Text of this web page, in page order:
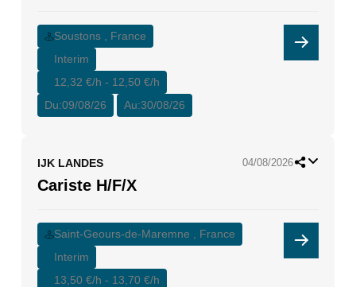
Soustons , France
Interim
12,32 €/h - 12,50 €/h
Du:09/08/26 Au:30/08/26
IJK LANDES 04/08/2026
Cariste H/F/X
Saint-Geours-de-Maremne , France
Interim
13,50 €/h - 13,70 €/h